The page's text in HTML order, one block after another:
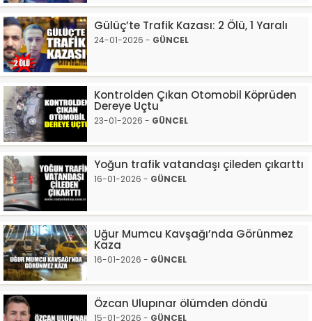
Gülüç’te Trafik Kazası: 2 Ölü, 1 Yaralı
24-01-2026 - GÜNCEL
Kontrolden Çıkan Otomobil Köprüden
Dereye Uçtu
23-01-2026 - GÜNCEL
Yoğun trafik vatandaşı çileden çıkarttı
16-01-2026 - GÜNCEL
Uğur Mumcu Kavşağı’nda Görünmez
Kaza
16-01-2026 - GÜNCEL
Özcan Ulupınar ölümden döndü
15-01-2026 - GÜNCEL